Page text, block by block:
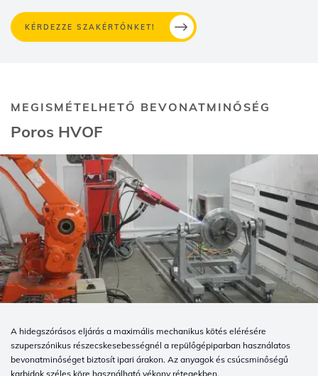
KÉRDEZZE SZAKÉRTŐNKET!
MEGISMÉTELHETŐ BEVONATMINŐSÉG
Poros HVOF
A hidegszórásos eljárás a maximális mechanikus kötés elérésére
szuperszónikus részecskesebességnél a repülőgépiparban használatos
bevonatminőséget biztosít ipari árakon. Az anyagok és csúcsminőségű
karbidok széles köre használható vékony rétegekben.